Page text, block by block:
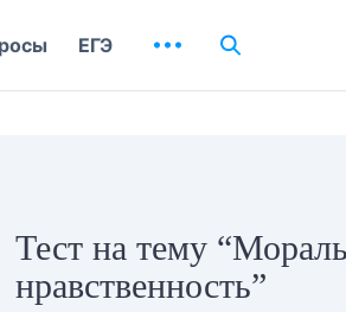
Тест на тему
нравственность”
ЕГЭ